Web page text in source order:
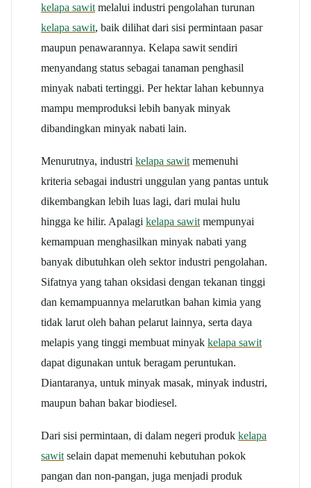
kelapa sawitmelalui industri pengolahan turunan
kelapa sawit, baik dilihat dari sisi permintaan pasar
maupun penawarannya. Kelapa sawit sendiri
menyandang status sebagai tanaman penghasil
minyak nabati tertinggi. Per hektar lahan kebunnya
mampu memproduksi lebih banyak minyak
dibandingkan minyak nabati lain.
Menurutnya, industri kelapa sawitmemenuhi
kriteria sebagai industri unggulan yang pantas untuk
dikembangkan lebih luas lagi, dari mulai hulu
hingga ke hilir. Apalagi kelapa sawitmempunyai
kemampuan menghasilkan minyak nabati yang
banyak dibutuhkan oleh sektor industri pengolahan.
Sifatnya yang tahan oksidasi dengan tekanan tinggi
dan kemampuannya melarutkan bahan kimia yang
tidak larut oleh bahan pelarut lainnya, serta daya
melapis yang tinggi membuat minyak kelapa sawit
dapat digunakan untuk beragam peruntukan.
Diantaranya, untuk minyak masak, minyak industri,
maupun bahan bakar biodiesel.
Dari sisi permintaan, di dalam negeri produk kelapa
sawitselain dapat memenuhi kebutuhan pokok
pangan dan non-pangan, juga menjadi produk